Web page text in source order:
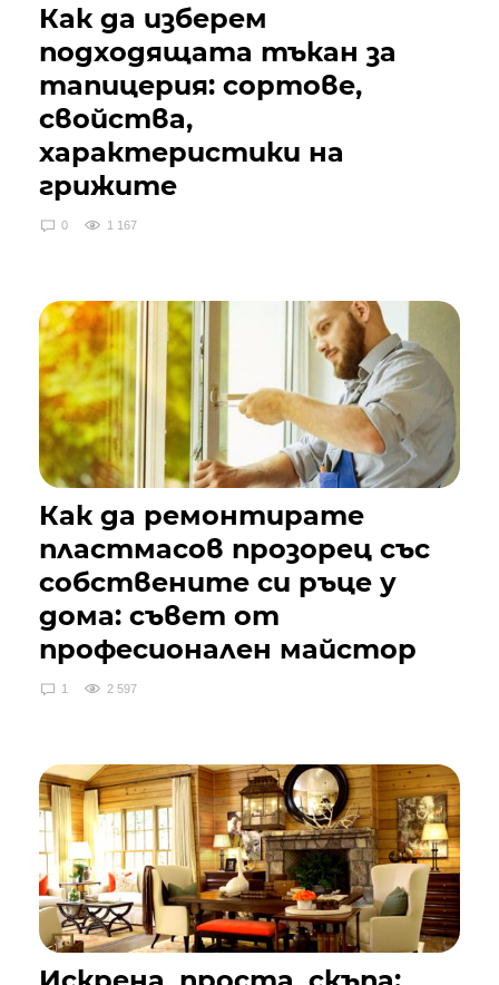
Как да изберем
подходящата тъкан за
тапицерия: сортове,
свойства,
характеристики на
грижите
0 1 167
Как да ремонтирате
пластмасов прозорец със
собствените си ръце у
дома: съвет от
професионален майстор
1 2 597